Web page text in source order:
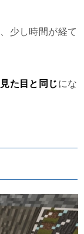
少し時間が経て
た目と同じにな